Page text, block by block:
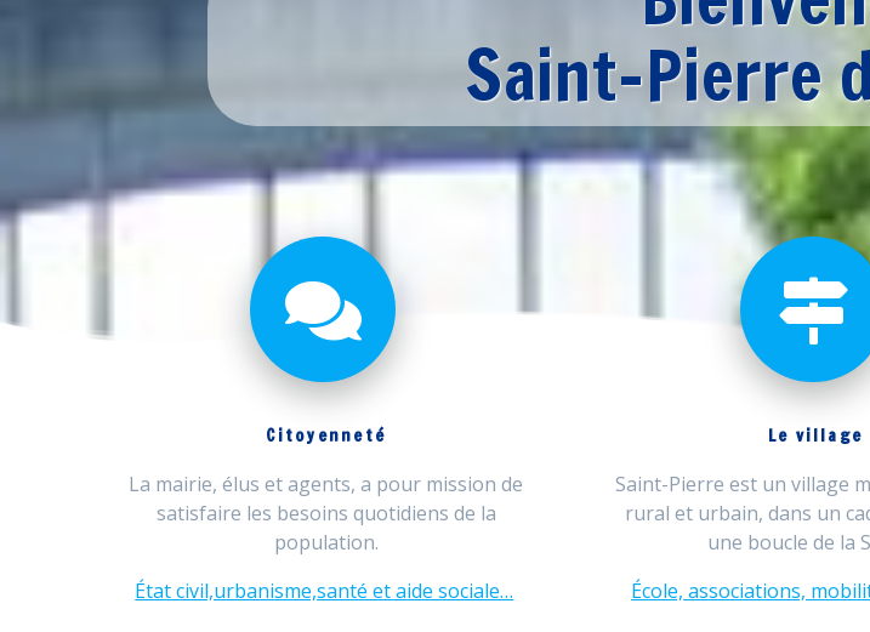
Saint-Pierre
Citoyenneté
La mairie, élus et agents, a pour mission de
satisfaire les besoins quotidiens de la
population.
État civil,urbanisme,santé et aide sociale…
Le village
Saint-Pierre est un village
rural et urbain, dans un
une boucle de la
École, associations,